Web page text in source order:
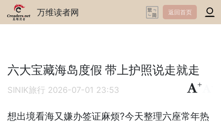
万维读者网 返回首页
六大宝藏海岛度假 带上护照说走就走
SINIK旅行 2026-07-01 23:53
+
想出境看海又嫌办签证麻烦?今天整理六座常年热